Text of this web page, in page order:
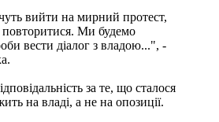
вийти на мирний протест,
Ми будемо
вести діалог з владою...", -
за те, що сталося
на владі, а не на опозиції.